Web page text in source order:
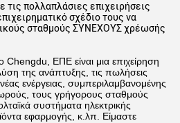
πολλαπλάσιες επιχειρήσεις
σχέδιο τους να
σταθμούς ΣΥΝΕΧΟΥΣ χρέωσής
ΕΠΕ είναι μια επιχείρηση
της ανάπτυξης, τις πωλήσεις
ενέργειας, συμπεριλαμβανομένης
τους γρήγορους σταθμούς
συστήματα ηλεκτρικής
εφαρμογής, κ.λπ. Είμαστε